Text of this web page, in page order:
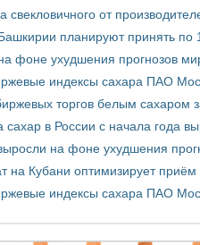
от
планируют принять по
фоне ухудшения прогнозов
индексы сахара ПАО
торгов белым сахаром
в России с начала года
на фоне ухудшения
на Кубани оптимизирует приём
индексы сахара ПАО